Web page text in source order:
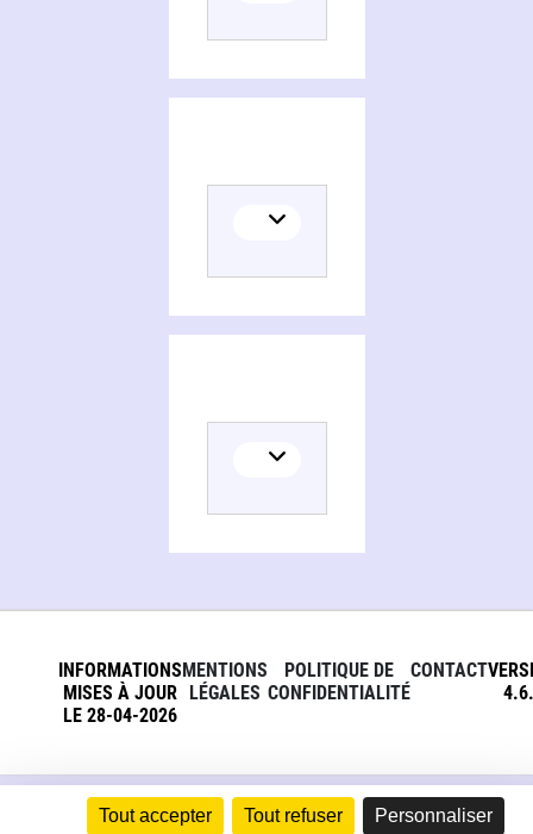
Tout accepter Tout refuser Personnaliser
INFORMATIONS
MISES À JOUR
LE 28-04-2026
MENTIONS
LÉGALES
POLITIQUE DE
CONFIDENTIALITÉ
CONTACT